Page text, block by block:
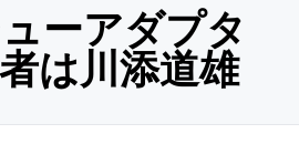
ーアダプタ
は川添道雄